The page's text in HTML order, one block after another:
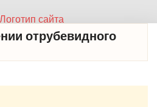
отрубевидного